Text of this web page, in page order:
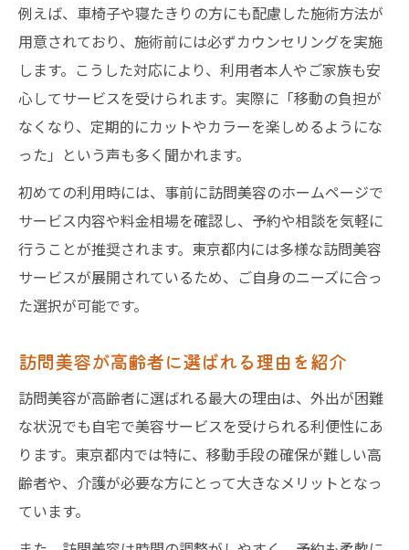
例えば、車椅子や寝たきりの方にも配慮した施術方法が
用意されており、施術前には必ずカウンセリングを実施
します。こうした対応により、利用者本人やご家族も安
心してサービスを受けられます。実際に「移動の負担が
なくなり、定期的にカットやカラーを楽しめるようにな
った」という声も多く聞かれます。
初めての利用時には、事前に訪問美容のホームページで
サービス内容や料金相場を確認し、予約や相談を気軽に
行うことが推奨されます。東京都内には多様な訪問美容
サービスが展開されているため、ご自身のニーズに合っ
た選択が可能です。
訪問美容が高齢者に選ばれる理由を紹介
訪問美容が高齢者に選ばれる最大の理由は、外出が困難
な状況でも自宅で美容サービスを受けられる利便性にあ
ります。東京都内では特に、移動手段の確保が難しい高
齢者や、介護が必要な方にとって大きなメリットとなっ
ています。